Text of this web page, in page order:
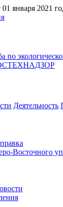
с 01 января
Деятельность
Восточного